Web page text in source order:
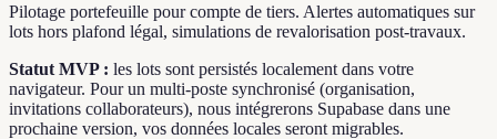
Pilotage portefeuille pour compte de tiers. Alertes automatiques sur
lots hors plafond légal, simulations de revalorisation post-travaux.
Statut MVP : les lots sont persistés localement dans votre
navigateur. Pour un multi-poste synchronisé (organisation,
invitations collaborateurs), nous intégrerons Supabase dans une
prochaine version, vos données locales seront migrables.